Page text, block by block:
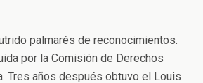
palmarés de reconocimientos.
por la Comisión de Derechos
Tres años después obtuvo el Louis